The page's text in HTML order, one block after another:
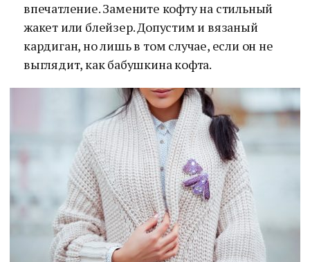
впечатление. Замените кофту на стильный
жакет или блейзер. Допустим и вязаный
кардиган, но лишь в том случае, если он не
выглядит, как бабушкина кофта.